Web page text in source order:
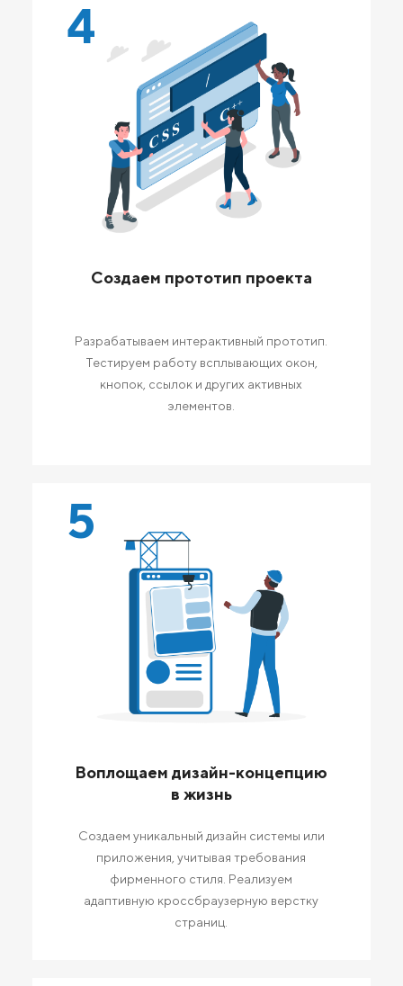
4
Создаем прототип проекта
Разрабатываем интерактивный прототип.
Тестируем работу всплывающих окон,
кнопок, ссылок и других активных
элементов.
5
Воплощаем дизайн-концепцию
в жизнь
Создаем уникальный дизайн системы или
приложения, учитывая требования
фирменного стиля. Реализуем
адаптивную кроссбраузерную верстку
страниц.